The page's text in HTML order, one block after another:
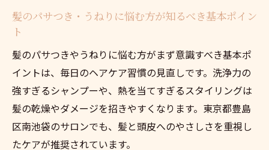
まとまり重視の髪質改善に効果的な方法
髪のパサつき・うねりに悩む方が知るべき基本ポイン
ト
髪のパサつきやうねりに悩む方がまず意識すべき基本ポ
イントは、毎日のヘアケア習慣の見直しです。洗浄力の
強すぎるシャンプーや、熱を当てすぎるスタイリングは
髪の乾燥やダメージを招きやすくなります。東京都豊島
区南池袋のサロンでも、髪と頭皮へのやさしさを重視し
たケアが推奨されています。